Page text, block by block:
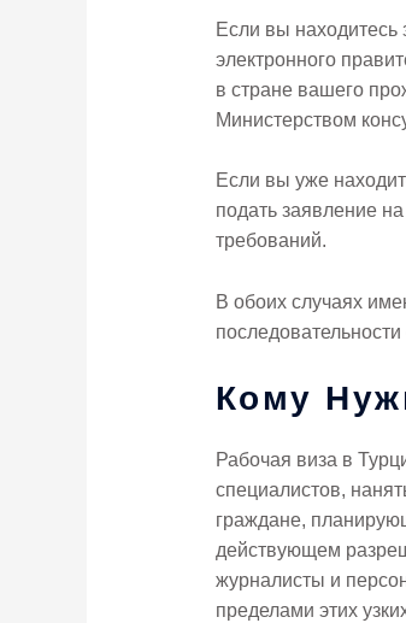
Если вы находитесь
электронного
в стране вашего
Министерством
Если вы уже
подать заявление
требований.
В обоих случаях
Кому
Рабочая виза в
специалистов,
граждане,
действующем
журналисты и
пределами этих